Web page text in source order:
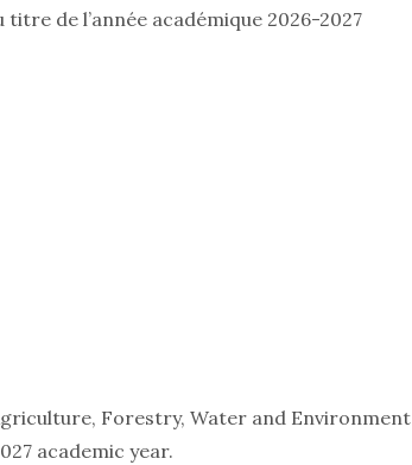
titre de l’année académique 2026-2027
Forestry, Water and Environment
academic year.